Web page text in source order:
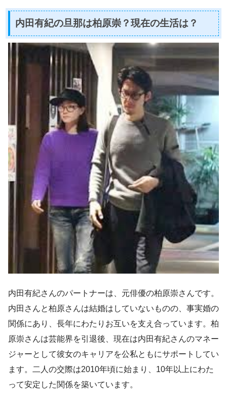
内田有紀の旦那は柏原崇？現在の生活は？
内田有紀さんのパートナーは、元俳優の柏原崇さんです。
内田さんと柏原さんは結婚はしていないものの、事実婚の
関係にあり、長年にわたりお互いを支え合っています。柏
原崇さんは芸能界を引退後、現在は内田有紀さんのマネー
ジャーとして彼女のキャリアを公私ともにサポートしてい
ます。二人の交際は2010年頃に始まり、10年以上にわた
って安定した関係を築いています。